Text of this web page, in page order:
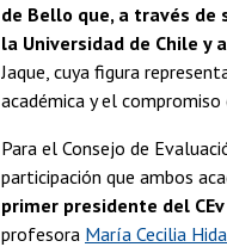
de Bello que, a través
la Universidad de Chile y
Jaque, cuya figura
académica y el
Para el Consejo de
participación que ambos
primer presidente del
profesora María Cecilia